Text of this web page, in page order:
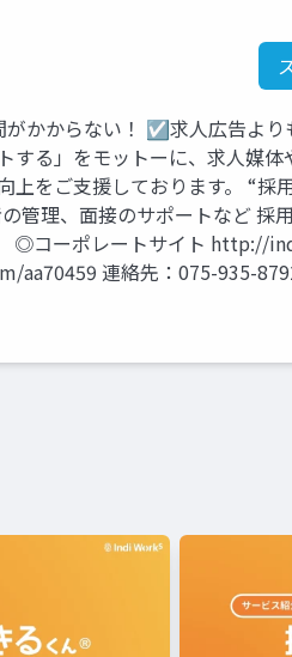
かからない！ ☑求人広告より
する」をモットーに、求人媒体
をご支援しております。 “採
管理、面接のサポートなど 採
◎コーポレートサイト http://
連絡先：075-935-